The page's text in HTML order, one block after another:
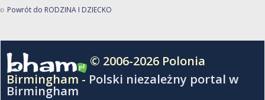
Powrót do RODZINA I DZIECKO
© 2006-2026 Polonia
Birmingham - Polski niezależny portal w
Birmingham